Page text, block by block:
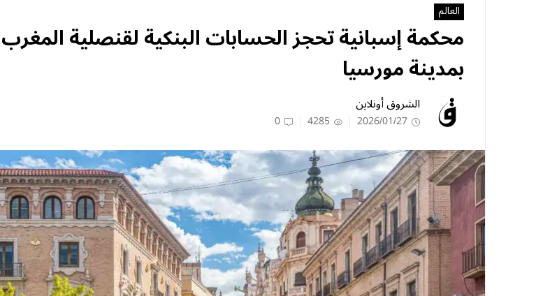
العالم
محكمة إسبانية تحجز الحسابات البنكية لقنصلية المغرب
بمدينة مورسيا
الشروق أونلاين
2026/01/27
4285
0